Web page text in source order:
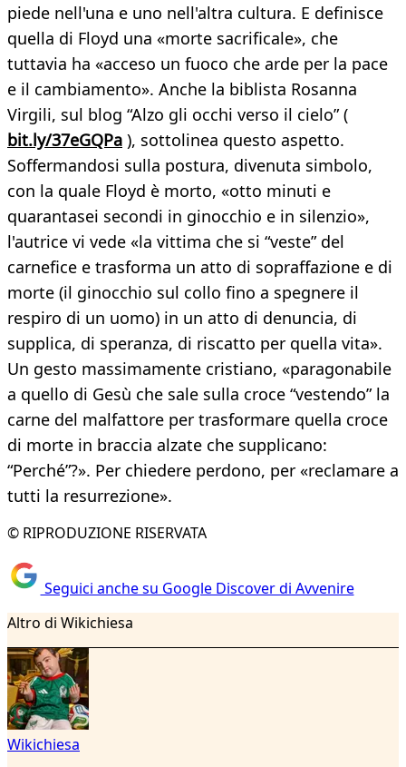
piede nell'una e uno nell'altra cultura. E definisce
quella di Floyd una «morte sacrificale», che
tuttavia ha «acceso un fuoco che arde per la pace
e il cambiamento». Anche la biblista Rosanna
Virgili, sul blog “Alzo gli occhi verso il cielo” (
bit.ly/37eGQPa ), sottolinea questo aspetto.
Soffermandosi sulla postura, divenuta simbolo,
con la quale Floyd è morto, «otto minuti e
quarantasei secondi in ginocchio e in silenzio»,
l'autrice vi vede «la vittima che si “veste” del
carnefice e trasforma un atto di sopraffazione e di
morte (il ginocchio sul collo fino a spegnere il
respiro di un uomo) in un atto di denuncia, di
supplica, di speranza, di riscatto per quella vita».
Un gesto massimamente cristiano, «paragonabile
a quello di Gesù che sale sulla croce “vestendo” la
carne del malfattore per trasformare quella croce
di morte in braccia alzate che supplicano:
“Perché”?». Per chiedere perdono, per «reclamare a
tutti la resurrezione».
© RIPRODUZIONE RISERVATA
Seguici anche su Google Discover di Avvenire
Altro di Wikichiesa
Wikichiesa